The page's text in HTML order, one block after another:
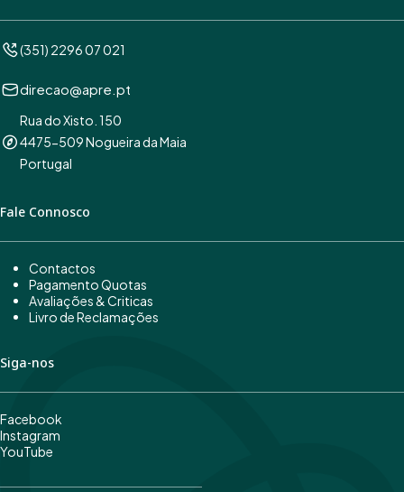
(351) 2296 07 021
direcao@apre.pt
Rua do Xisto. 150
4475-509 Nogueira da Maia
Portugal
Fale Connosco
Contactos
Pagamento Quotas
Avaliações & Criticas
Livro de Reclamações
Siga-nos
Facebook
Instagram
YouTube